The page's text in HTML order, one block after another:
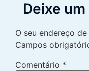
Deixe
O seu endereço
Campos
Comentário *